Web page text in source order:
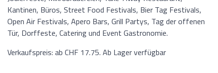
Kantinen, Büros, Street Food Festivals, Bier Tag Festivals,
Open Air Festivals, Apero Bars, Grill Partys, Tag der offenen
Tür, Dorffeste, Catering und Event Gastronomie.
Verkaufspreis: ab CHF 17.75. Ab Lager verfügbar